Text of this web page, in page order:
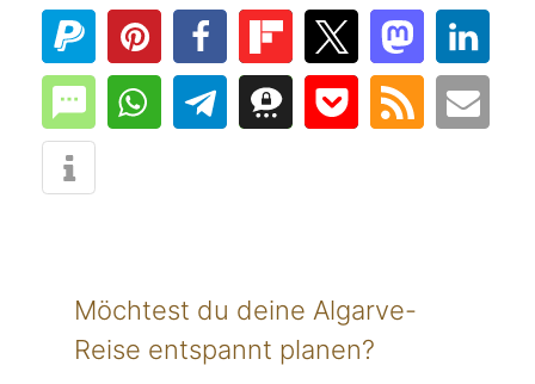
Möchtest du deine Algarve-
Reise entspannt planen?